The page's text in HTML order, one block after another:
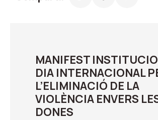
MANIFEST
DIA INTERNACIONAL
L’ELIMINACIÓ DE LA
VIOLÈNCIA ENVERS
DONES